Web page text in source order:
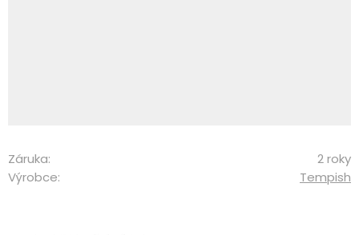
Záruka:
2 roky
Výrobce:
Tempish